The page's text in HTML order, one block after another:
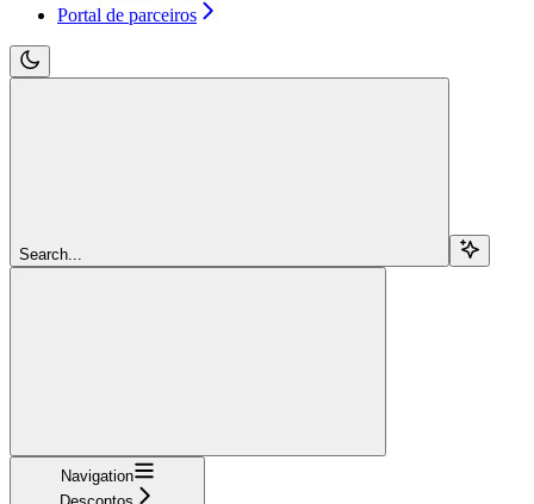
Portal de parceiros
Search...
Navigation